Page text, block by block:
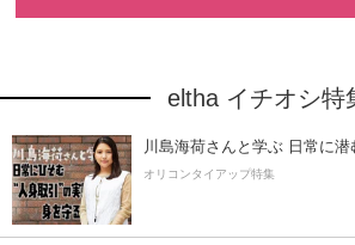
eltha イチオシ特
川島海荷さんと学ぶ 日常に潜
オリコンタイアップ特集